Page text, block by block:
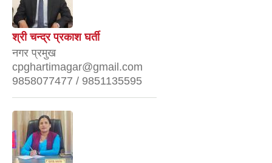
श्री चन्द्र प्रकाश घर्ती
नगर प्रमुख
cpghartimagar@gmail.com
9858077477 / 9851135595